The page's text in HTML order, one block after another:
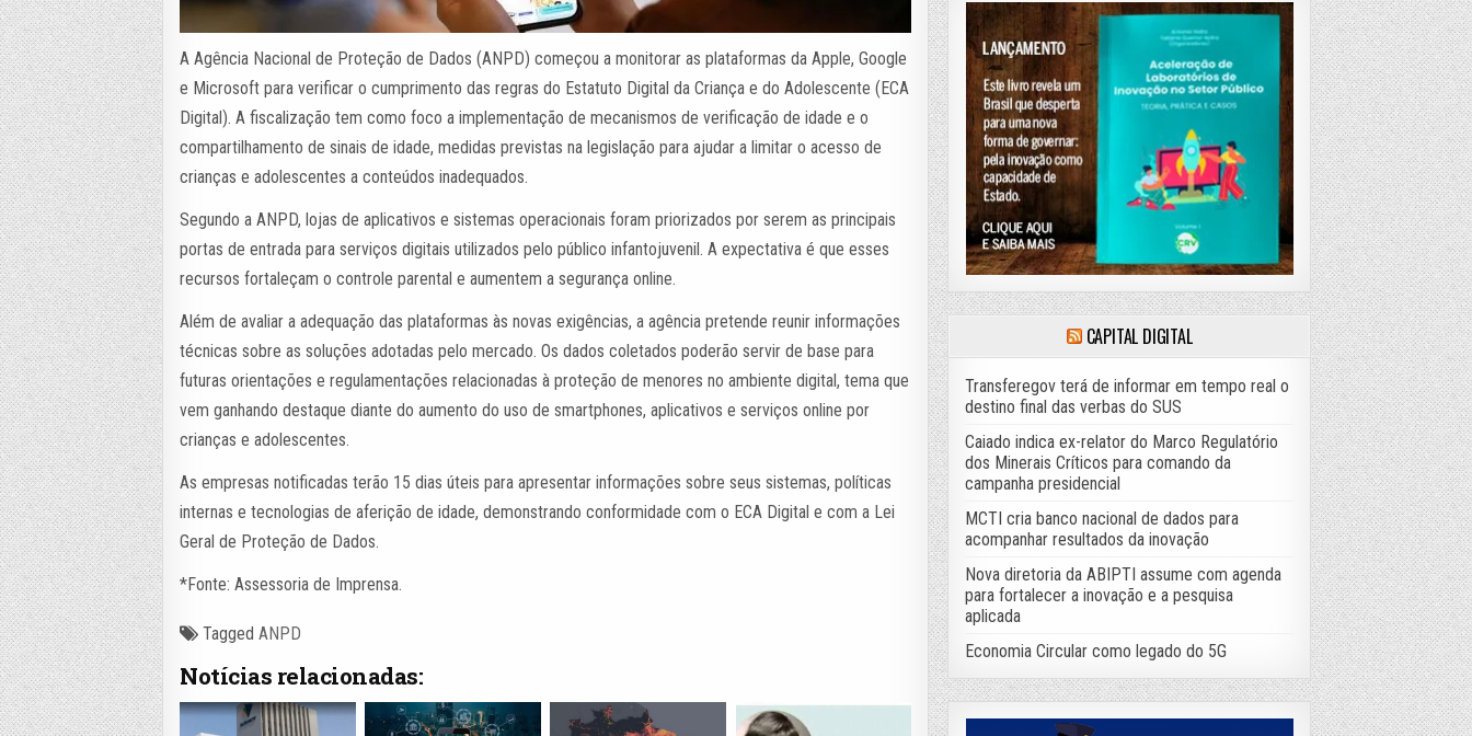
A Agência Nacional de Proteção de Dados (ANPD) começou a monitorar as plataformas da Apple, Google
e Microsoft para verificar o cumprimento das regras do Estatuto Digital da Criança e do Adolescente (ECA
Digital). A fiscalização tem como foco a implementação de mecanismos de verificação de idade e o
compartilhamento de sinais de idade, medidas previstas na legislação para ajudar a limitar o acesso de
crianças e adolescentes a conteúdos inadequados.
Segundo a ANPD, lojas de aplicativos e sistemas operacionais foram priorizados por serem as principais
portas de entrada para serviços digitais utilizados pelo público infantojuvenil. A expectativa é que esses
recursos fortaleçam o controle parental e aumentem a segurança online.
Além de avaliar a adequação das plataformas às novas exigências, a agência pretende reunir informações
técnicas sobre as soluções adotadas pelo mercado. Os dados coletados poderão servir de base para
futuras orientações e regulamentações relacionadas à proteção de menores no ambiente digital, tema que
vem ganhando destaque diante do aumento do uso de smartphones, aplicativos e serviços online por
crianças e adolescentes.
As empresas notificadas terão 15 dias úteis para apresentar informações sobre seus sistemas, políticas
internas e tecnologias de aferição de idade, demonstrando conformidade com o ECA Digital e com a Lei
Geral de Proteção de Dados.
*Fonte: Assessoria de Imprensa.
TaggedANPD
Notícias relacionadas:
CAPITAL DIGITAL
Transferegov terá de informar em tempo real o
destino final das verbas do SUS
Caiado indica ex-relator do Marco Regulatório
dos Minerais Críticos para comando da
campanha presidencial
MCTI cria banco nacional de dados para
acompanhar resultados da inovação
Nova diretoria da ABIPTI assume com agenda
para fortalecer a inovação e a pesquisa
aplicada
Economia Circular como legado do 5G